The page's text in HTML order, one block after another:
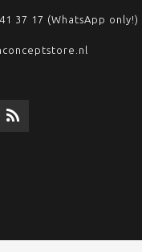
37 17 (WhatsApp only!)